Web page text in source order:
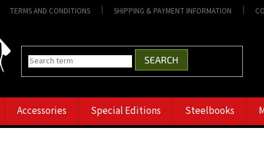
TERMS AND CONDITIONS SHIPPING & PAYMENT INFORMATION
SEARCH
Accessories Special Editions Steelbooks